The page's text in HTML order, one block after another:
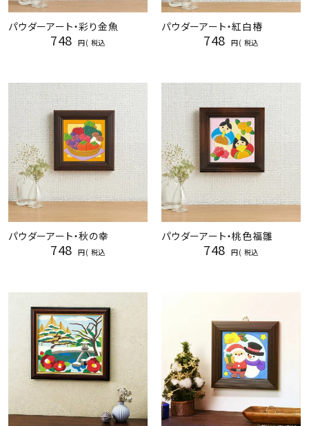
パウダーアート・彩り金魚
748 税込
パウダーアート・紅白椿
748 税込
パウダーアート・秋の幸
748 税込
パウダーアート・桃色福雛
748 税込